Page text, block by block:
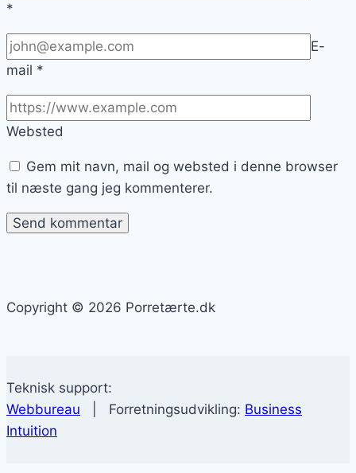
*
E-
mail *
Websted
Gem mit navn, mail og websted i denne browser
til næste gang jeg kommenterer.
Copyright © 2026 Porretærte.dk
Teknisk support:
Webbureau | Forretningsudvikling: Business
Intuition